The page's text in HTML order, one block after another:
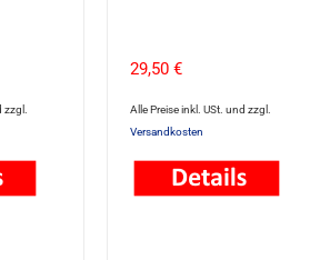
29,50 €
Alle Preise inkl. USt. und zzgl.
Versandkosten